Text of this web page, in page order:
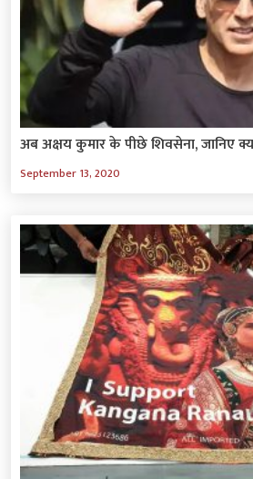
अब अक्षय कुमार के पीछे शिवसेना, जानिए
September 13, 2020